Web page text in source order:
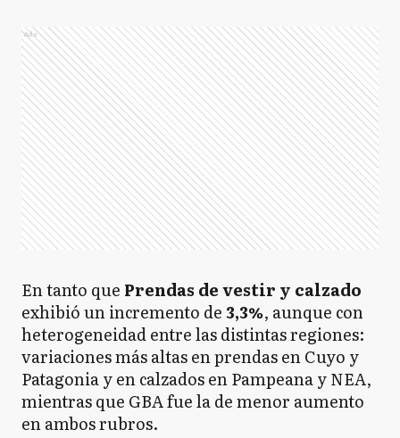
Ads
En tanto que Prendas de vestir y calzado
exhibió un incremento de3,3%, aunque con
heterogeneidad entre las distintas regiones:
variaciones más altas en prendas en Cuyo y
Patagonia y en calzados en Pampeana y NEA,
mientras que GBA fue la de menor aumento
en ambos rubros.